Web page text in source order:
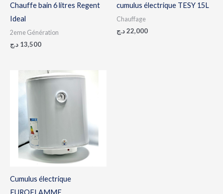
Chauffe bain 6 litres Regent
Ideal
2eme Génération
13,500 د.ج
cumulus électrique TESY 15L
Chauffage
22,000د.ج
Cumulus électrique
Plage